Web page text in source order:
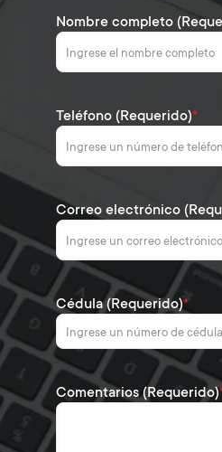
Nombre completo
Teléfono (Requerido)*
Correo electrónico
Cédula (Requerido)*
Comentarios (Requerido)